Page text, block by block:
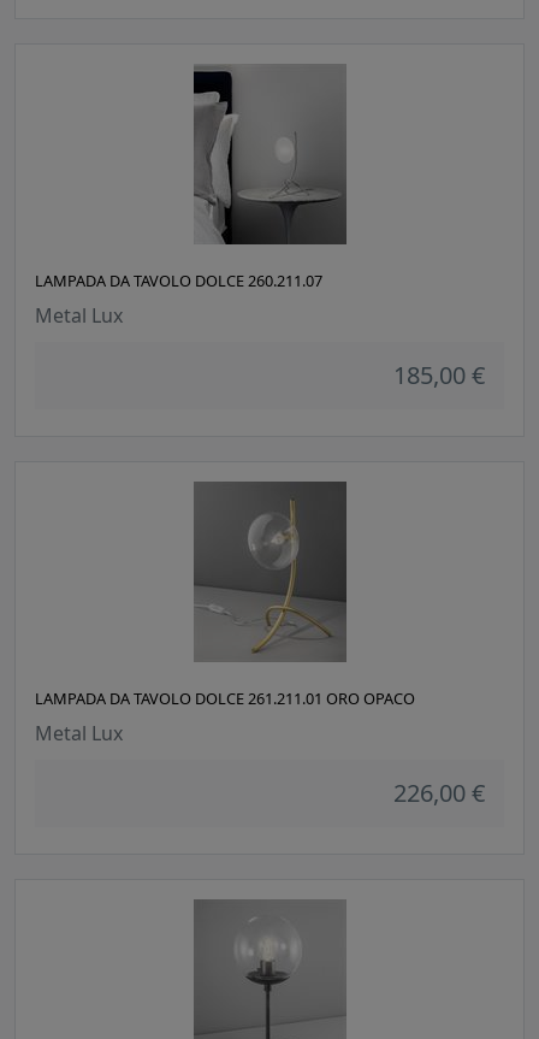
LAMPADA DA TAVOLO DOLCE 260.211.07
Metal Lux
185,00 €
LAMPADA DA TAVOLO DOLCE 261.211.01 ORO OPACO
Metal Lux
226,00 €